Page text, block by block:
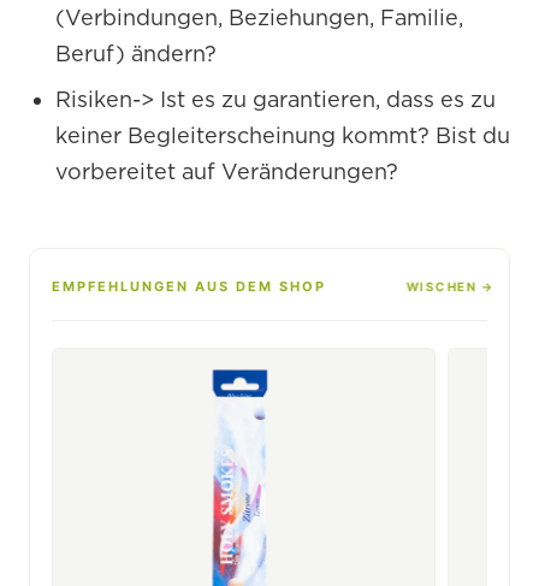
(Verbindungen, Beziehungen, Familie,
Beruf) ändern?
Risiken-> Ist es zu garantieren, dass es zu
keiner Begleiterscheinung kommt? Bist du
vorbereitet auf Veränderungen?
EMPFEHLUNGEN AUS DEM SHOP